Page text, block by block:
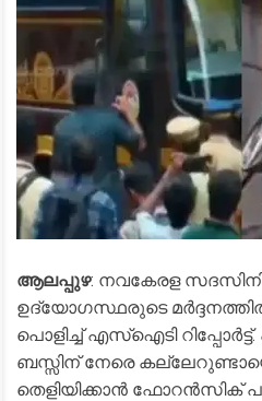
ആലപ്പുഴ: നവകേരള
ഉദ്യോഗസ്ഥരുടെ
പൊളിച്ച് എസ്‌ഐടി
ബസ്സിന് നേരെ
തെളിയിക്കാന്‍ ഫോറന്‍സിക്